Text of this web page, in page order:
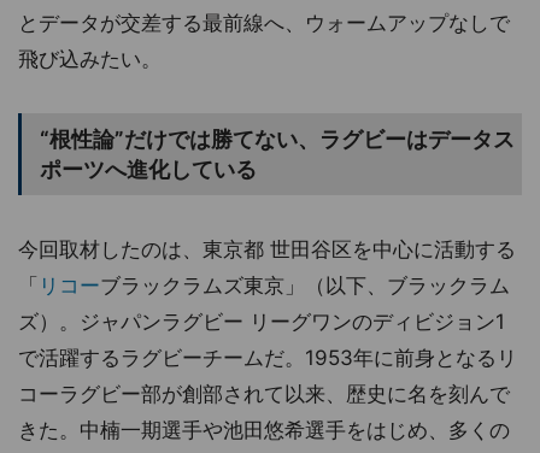
とデータが交差する最前線へ、ウォームアップなしで
飛び込みたい。
“根性論”だけでは勝てない、ラグビーはデータス
ポーツへ進化している
今回取材したのは、東京都 世田谷区を中心に活動する
「 リコーブラックラムズ東京」（以下、ブラックラム
ズ）。ジャパンラグビー リーグワンのディビジョン1
で活躍するラグビーチームだ。1953年に前身となるリ
コーラグビー部が創部されて以来、歴史に名を刻んで
きた。中楠一期選手や池田悠希選手をはじめ、多くの